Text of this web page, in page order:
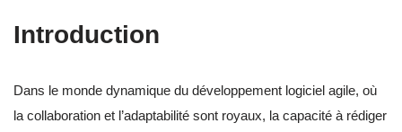
Introduction
Dans le monde dynamique du développement logiciel agile, où
la collaboration et l’adaptabilité sont royaux, la capacité à rédiger